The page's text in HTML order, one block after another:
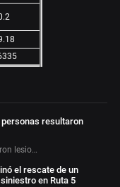
resultaron
lesio…
el rescate de un
en Ruta 5